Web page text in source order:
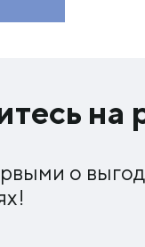
на
о